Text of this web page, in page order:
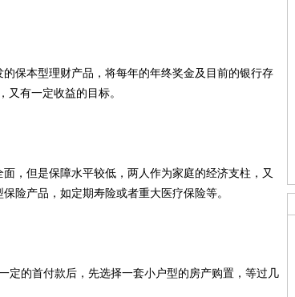
本型理财产品，将每年的年终奖金及目前的银行存
有一定收益的目标。
但是保障水平较低，两人作为家庭的经济支柱，又
险产品，如定期寿险或者重大医疗保险等。
的首付款后，先选择一套小户型的房产购置，等过几